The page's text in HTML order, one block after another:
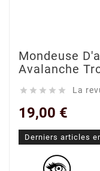
Mondeuse
Avalanche
     La
19,00 €
Derniers articles